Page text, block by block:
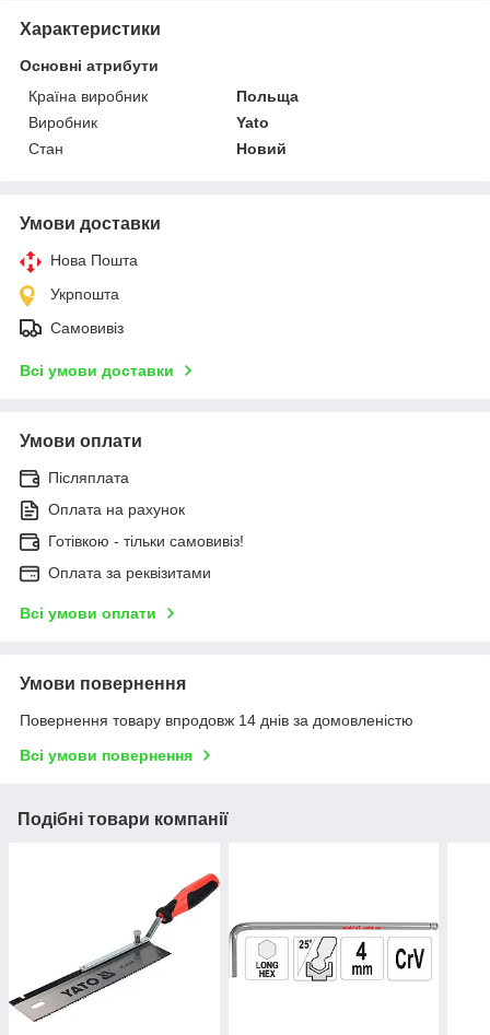
Характеристики
Основні атрибути
Країна виробник
Польща
Виробник
Yato
Стан
Новий
Умови доставки
Нова Пошта
Укрпошта
Самовивіз
Всі умови доставки
Умови оплати
Післяплата
Оплата на рахунок
Готівкою - тільки самовивіз!
Оплата за реквізитами
Всі умови оплати
Умови повернення
Повернення товару впродовж 14 днів за домовленістю
Всі умови повернення
Подібні товари компанії